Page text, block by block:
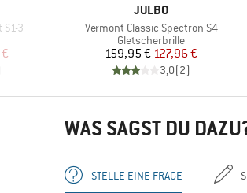
3
Preis
MARKE
JULBO
Artikel
Vermont Classic Spectron S4
Produktgruppe
Gletscherbrille
Preis
159,95 €reduzierter Preis
127,96 €
3,0(2)
WAS SAGST DU
STELLE EINE FRAGE